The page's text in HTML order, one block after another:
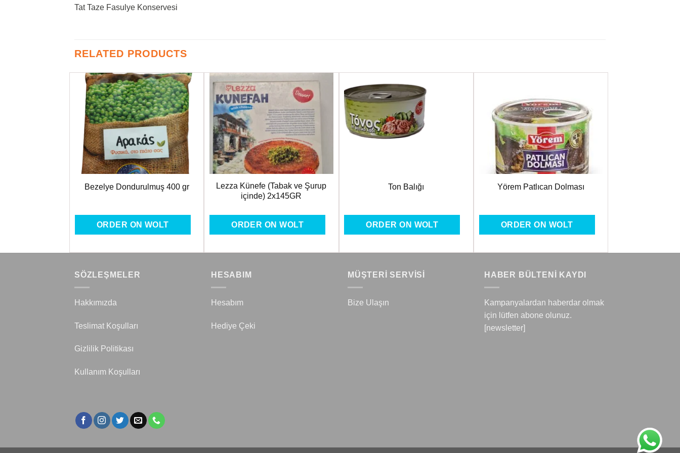
Tat Taze Fasulye Konservesi
RELATED PRODUCTS
Favorilere
Ekle
Bezelye Dondurulmuş 400 gr
ORDER ON WOLT
Ekle
Lezza Künefe (Tabak ve Şurup
içinde) 2x145GR
ORDER ON WOLT
Ton Balığı
ORDER ON WOLT
Favorilere
Ekle
Yörem Patlıcan Dolması
ORDER ON WOLT
SÖZLEŞMELER
Hakkımızda
Teslimat Koşulları
Gizlilik Politikası
Kullanım Koşulları
HESABIM
Hesabım
Hediye Çeki
MÜŞTERİ SERVİSİ
Bize Ulaşın
HABER BÜLTENİ KAYDI
Kampanyalardan haberdar olmak
için lütfen abone olunuz.
[newsletter]